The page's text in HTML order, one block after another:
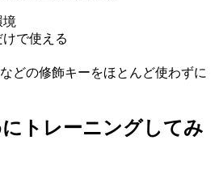
境
で使える
どの修飾キーをほとんど使わずに
トレーニングしてみ